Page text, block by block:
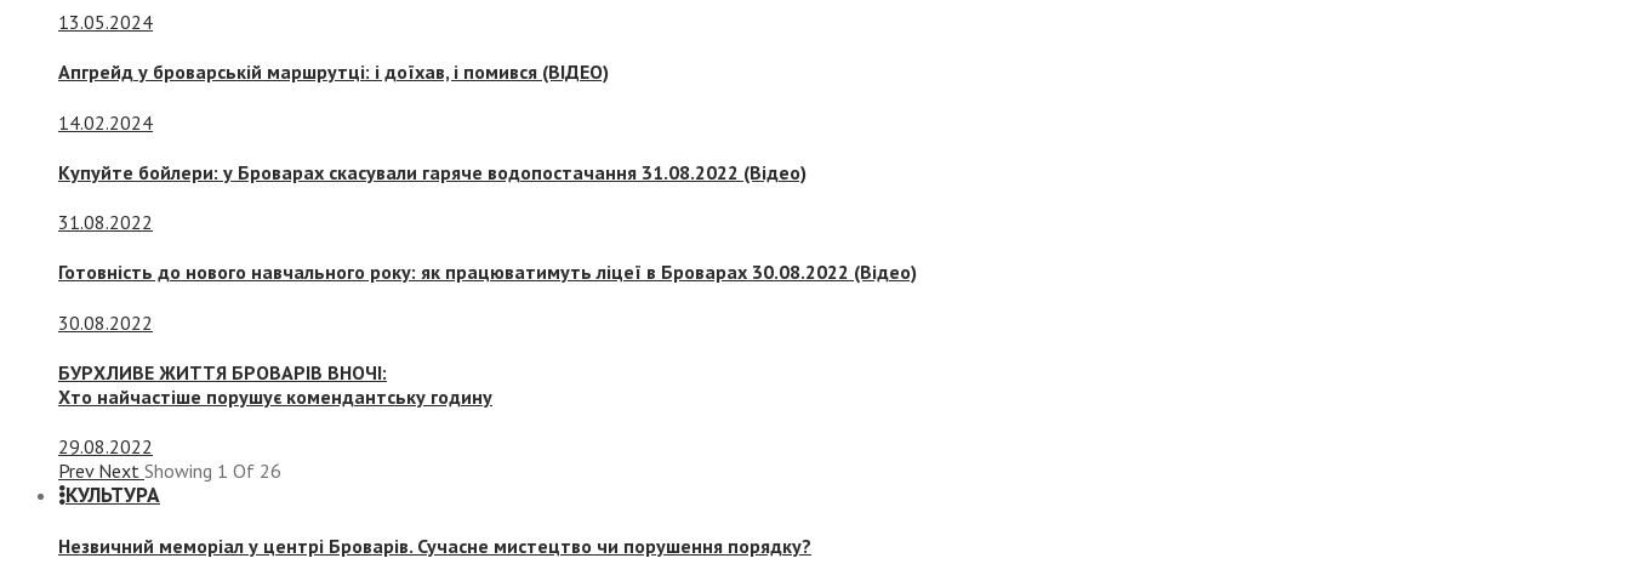
13.05.2024
Апгрейд у броварській маршрутці: і доїхав, і помився (ВІДЕО)
14.02.2024
Купуйте бойлери: у Броварах скасували гаряче водопостачання 31.08.2022 (Відео)
31.08.2022
Готовність до нового навчального року: як працюватимуть ліцеї в Броварах 30.08.2022 (Відео)
30.08.2022
БУРХЛИВЕ ЖИТТЯ БРОВАРІВ ВНОЧІ:
Хто найчастіше порушує комендантську годину
29.08.2022
Prev Next Showing 1 Of 26
КУЛЬТУРА
Незвичний меморіал у центрі Броварів. Сучасне мистецтво чи порушення порядку?